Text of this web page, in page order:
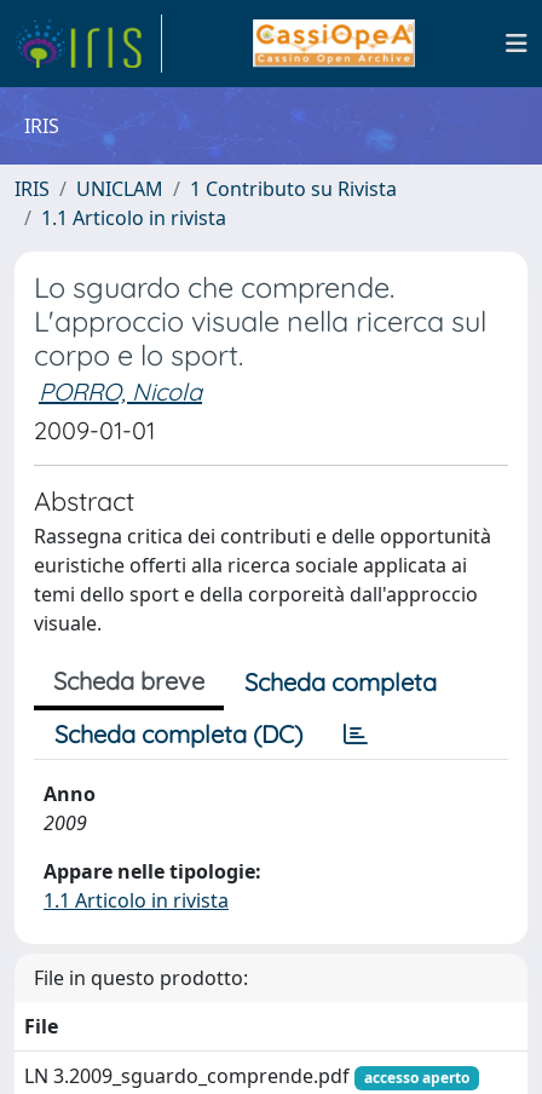
IRIS
IRIS UNICLAM
1 Contributo su Rivista
1.1 Articolo in rivista
Lo sguardo che comprende.
L'approccio visuale nella ricerca sul
corpo e lo sport.
PORRO, Nicola
2009-01-01
Abstract
Rassegna critica dei contributi e delle opportunità
euristiche offerti alla ricerca sociale applicata ai
temi dello sport e della corporeità dall'approccio
visuale.
Scheda breve
Scheda completa
Scheda completa (DC)
Anno
2009
Appare nelle tipologie:
1.1 Articolo in rivista
File in questo prodotto:
File
LN 3.2009_sguardo_comprende.pdf
accesso aperto